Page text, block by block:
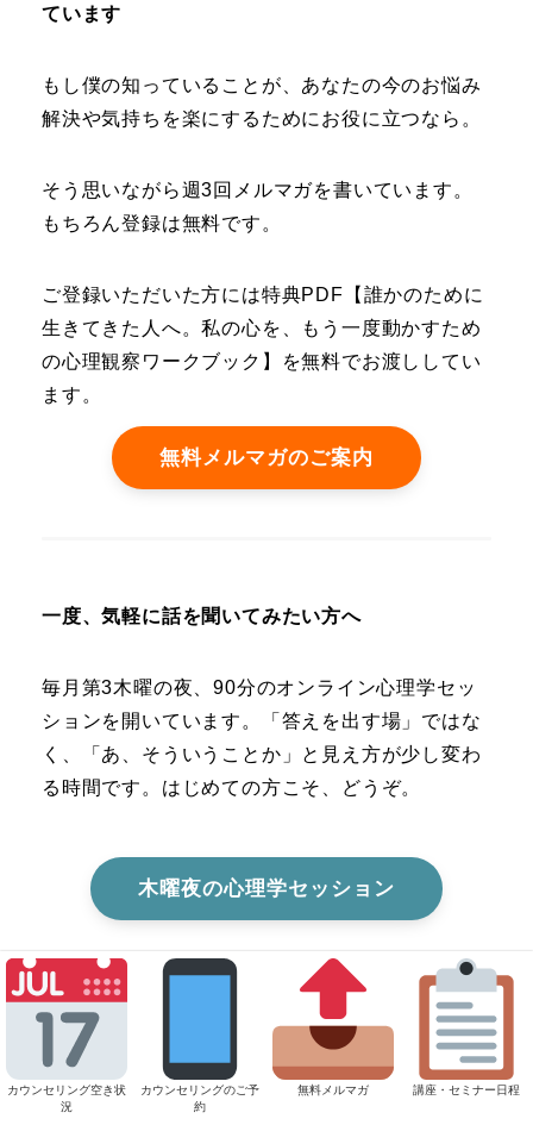
ています
もし僕の知っていることが、あなたの今のお悩み
解決や気持ちを楽にするためにお役に立つなら。
そう思いながら週3回メルマガを書いています。
もちろん登録は無料です。
ご登録いただいた方には特典PDF【誰かのために
生きてきた人へ。私の心を、もう一度動かすため
の心理観察ワークブック】を無料でお渡ししてい
ます。
無料メルマガのご案内
一度、気軽に話を聞いてみたい方へ
毎月第3木曜の夜、90分のオンライン心理学セッ
ションを開いています。「答えを出す場」ではな
く、「あ、そういうことか」と見え方が少し変わ
る時間です。はじめての方こそ、どうぞ。
木曜夜の心理学セッション
じっくり、自分の状況と向き合いたい方へ
カウンセリング空き状
況
カウンセリングのご予
約
無料メルマガ 講座・セミナー日程